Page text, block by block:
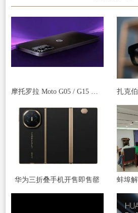
华为三折叠手机开售即售罄